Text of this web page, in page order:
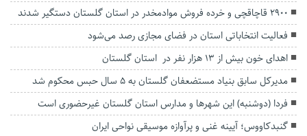
۲۹۰۰ قاچاقچی و خرده فروش موادمخدر در استان گلستان دستگیر شدند
فعالیت انتخاباتی استان در فضای مجازی رصد می‌شود
اهدای خون بیش از ۱۳ هزار نفر در استان گلستان
مدیرکل سابق بنیاد مستضعفان گلستان به ۵ سال حبس محکوم شد
فردا (دوشنبه) این شهرها و مدارس استان گلستان غیرحضوری است
گنبدکاووس؛ آیینه غنی و پرآوازه موسیقی نواحی ایران